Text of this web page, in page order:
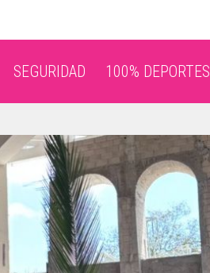
SEGURIDAD 100% DEPORTES